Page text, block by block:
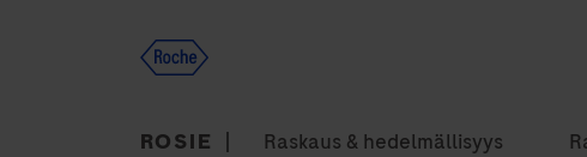
ROSIE Raskaus & hedelmällisyys